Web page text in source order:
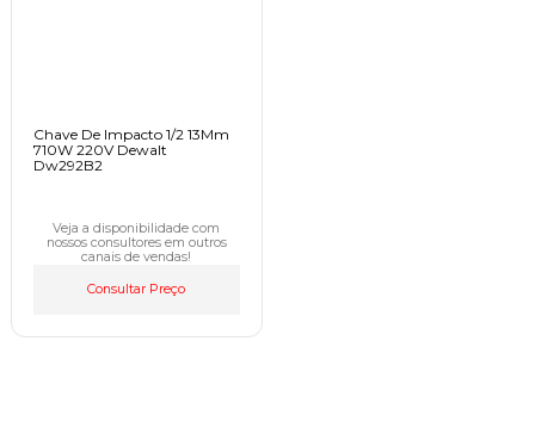
Chave De Impacto 1/2 13Mm
710W 220V Dewalt
Dw292B2
Veja a disponibilidade com
nossos consultores em outros
canais de vendas!
Consultar Preço